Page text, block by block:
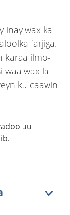
inay wax ka
farjiga.
karaa ilmo-
waa wax la
ku caawin
uu